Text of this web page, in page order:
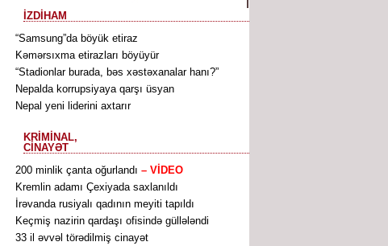
İZDİHAM
“Samsung”da böyük etiraz
Kəmərsıxma etirazları böyüyür
“Stadionlar burada, bəs xəstəxanalar hanı?”
Nepalda korrupsiyaya qarşı üsyan
Nepal yeni liderini axtarır
KRİMİNAL,
CİNAYƏT
200 minlik çanta oğurlandı – VİDEO
Kremlin adamı Çexiyada saxlanıldı
İrəvanda rusiyalı qadının meyiti tapıldı
Keçmiş nazirin qardaşı ofisində güllələndi
33 il əvvəl törədilmiş cinayət